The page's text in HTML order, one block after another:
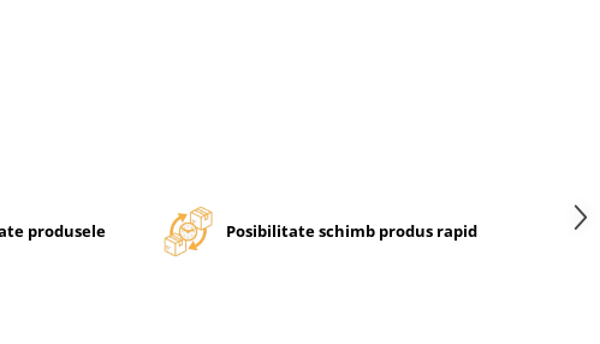
produsele Posibilitate schimb produs rapid